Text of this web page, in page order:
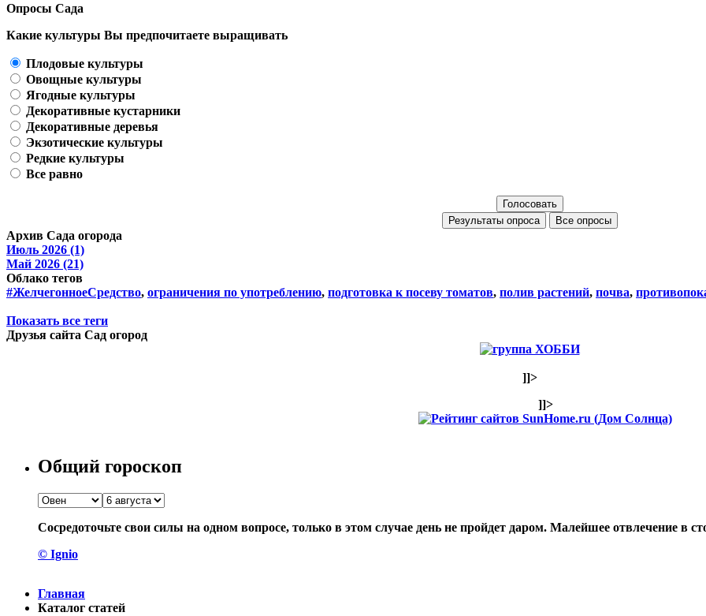
Опросы Сада
Какие культуры Вы предпочитаете выращивать
Плодовые культуры
Овощные культуры
Ягодные культуры
Декоративные кустарники
Декоративные деревья
Экзотические культуры
Редкие культуры
Все равно
Все опросы
Архив Сада огорода
Июль 2026 (1)
Май 2026 (21)
Облако тегов
#ЖелчегонноеСредство, ограничения по употреблению, подготовка к посеву томатов, полив растений, почва,
Показать все теги
Друзья сайта Сад огород
]]>
]]>
Общий гороскоп
Сосредоточьте свои силы на одном вопросе, только в этом случае день не пройдет даром. Малейшее отвлечение в
© Ignio
Главная
Каталог статей